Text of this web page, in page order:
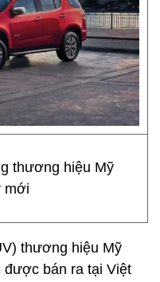
thương hiệu Mỹ
mới
thương hiệu Mỹ
bán ra tại Việt